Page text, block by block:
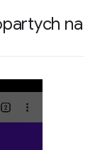
na